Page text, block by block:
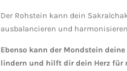
Der Rohstein kann dein
ausbalancieren und
Ebenso kann der Mondstein
lindern und hilft dir dein Herz für